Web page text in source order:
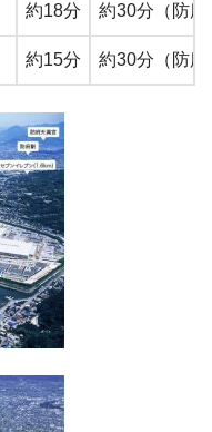
約18分 約30分（防府
約15分 約30分（防府